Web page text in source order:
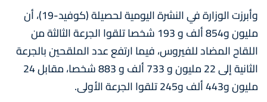
وأبرزت الوزارة في النشرة اليومية لحصيلة (كوفيد-19)، أن
مليون و854 ألف و 193 شخصا تلقوا الجرعة الثالثة من
اللقاح المضاد للفيروس، فيما ارتفع عدد الملقحين بالجرعة
الثانية إلى 22 مليون و 733 ألف و 883 شخصا، مقابل 24
مليون و443 ألف و245 تلقوا الجرعة الأولى.